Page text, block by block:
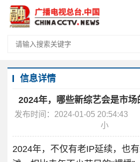
信息详情
2024年，哪些新综艺会是市场
发布时间：2024-01-05 20:54:43
小
2024年，不仅有老IP延续，也